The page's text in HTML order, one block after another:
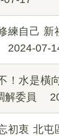
練自己 新
2024-07-
！水是橫
解委員
初衷 北屯